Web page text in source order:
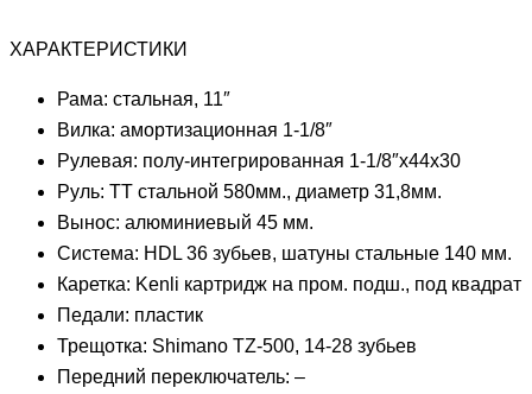
ХАРАКТЕРИСТИКИ
Рама: стальная, 11″
Вилка: амортизационная 1-1/8″
Рулевая: полу-интегрированная 1-1/8″х44х30
Руль: TT стальной 580мм., диаметр 31,8мм.
Вынос: алюминиевый 45 мм.
Система: HDL 36 зубьев, шатуны стальные 140 мм.
Каретка: Kenli картридж на пром. подш., под квадрат
Педали: пластик
Трещотка: Shimano TZ-500, 14-28 зубьев
Передний переключатель: –